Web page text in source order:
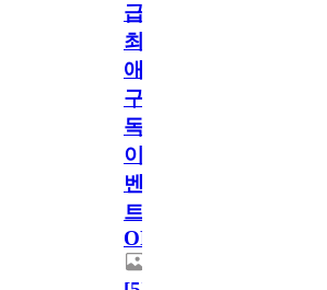
급!
최
애
구
독
이
벤
트
OPEN!